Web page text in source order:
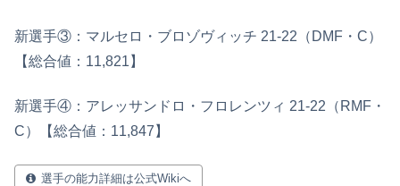
新選手③：マルセロ・ブロゾヴィッチ 21-22（DMF・C）
【総合値：11,821】
新選手④：アレッサンドロ・フロレンツィ 21-22（RMF・
C）【総合値：11,847】
選手の能力詳細は公式Wikiへ